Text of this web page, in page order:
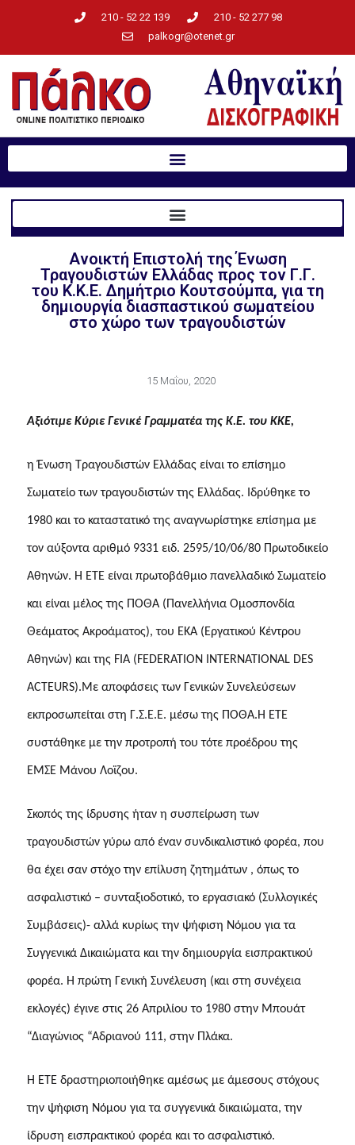
210 - 52 22 139
210 - 52 277 98
palkogr@otenet.gr
Ανοικτή Επιστολή της Ένωση
Τραγουδιστών Ελλάδας προς τον Γ.Γ.
του Κ.Κ.Ε. Δημήτριο Κουτσούμπα, για τη
δημιουργία διασπαστικού σωματείου
στο χώρο των τραγουδιστών
15 Μαΐου, 2020
Αξιότιμε Κύριε Γενικέ Γραμματέα της Κ.Ε. του ΚΚΕ,
η Ένωση Τραγουδιστών Ελλάδας είναι το επίσημο
Σωματείο των τραγουδιστών της Ελλάδας. Ιδρύθηκε το
1980 και το καταστατικό της αναγνωρίστηκε επίσημα με
τον αύξοντα αριθμό 9331 ειδ. 2595/10/06/80 Πρωτοδικείο
Αθηνών. Η ΕΤΕ είναι πρωτοβάθμιο πανελλαδικό Σωματείο
και είναι μέλος της ΠΟΘΑ (Πανελλήνια Ομοσπονδία
Θεάματος Ακροάματος), του ΕΚΑ (Εργατικού Κέντρου
Αθηνών) και της FIA (FEDERATION INTERNATIONAL DES
ACTEURS).Με αποφάσεις των Γενικών Συνελεύσεων
εκπροσωπείται στη Γ.Σ.Ε.Ε. μέσω της ΠΟΘΑ.Η ΕΤΕ
συστάθηκε με την προτροπή του τότε προέδρου της
ΕΜΣΕ Μάνου Λοϊζου.
Σκοπός της ίδρυσης ήταν η συσπείρωση των
τραγουδιστών γύρω από έναν συνδικαλιστικό φορέα, που
θα έχει σαν στόχο την επίλυση ζητημάτων , όπως το
ασφαλιστικό – συνταξιοδοτικό, το εργασιακό (Συλλογικές
Συμβάσεις)- αλλά κυρίως την ψήφιση Νόμου για τα
Συγγενικά Δικαιώματα και την δημιουργία εισπρακτικού
φορέα. Η πρώτη Γενική Συνέλευση (και στη συνέχεια
εκλογές) έγινε στις 26 Απριλίου το 1980 στην Μπουάτ
“Διαγώνιος “Αδριανού 111, στην Πλάκα.
Η ΕΤΕ δραστηριοποιήθηκε αμέσως με άμεσους στόχους
την ψήφιση Νόμου για τα συγγενικά δικαιώματα, την
ίδρυση εισπρακτικού φορέα και το ασφαλιστικό.